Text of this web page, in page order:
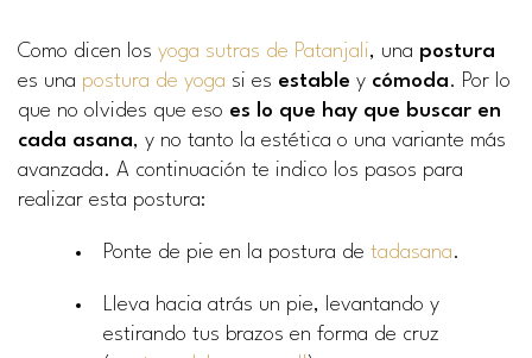
Como dicen los yoga sutras de Patanjali, una postura
es una postura de yoga si es estable y cómoda. Por lo
que no olvides que eso es lo que hay que buscar en
cada asana, y no tanto la estética o una variante más
avanzada. A continuación te indico los pasos para
realizar esta postura:
Ponte de pie en la postura de tadasana.
Lleva hacia atrás un pie, levantando y
estirando tus brazos en forma de cruz